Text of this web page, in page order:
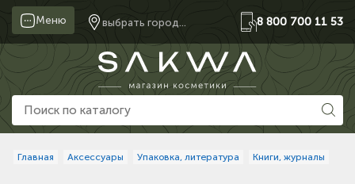
Меню выбрать город... 8 800 700 11 53
Главная Аксессуары Упаковка, литература Книги, журналы